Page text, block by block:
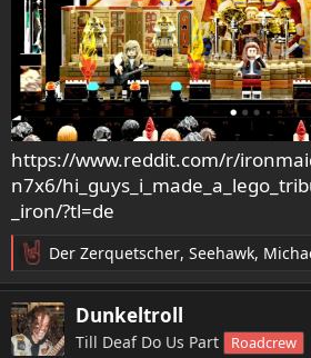
https://www.reddit.com/r/
n7x6/
_iron/?tl=de
R
e
a
k
t
Der Zerquetscher, Seehawk,
Dunkeltroll
Till Deaf Do Us Part Roadcrew